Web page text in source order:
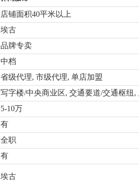
店铺面积40平米以上
埃古
品牌专卖
中档
省级代理, 市级代理, 单店加盟
写字楼/中央商业区, 交通要道/交通枢纽
5-10万
有
全职
有
埃古